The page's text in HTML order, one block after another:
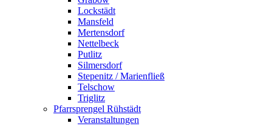
Lockstädt
Mansfeld
Mertensdorf
Nettelbeck
Putlitz
Silmersdorf
Stepenitz / Marienfließ
Telschow
Triglitz
Pfarrsprengel Rühstädt
Veranstaltungen